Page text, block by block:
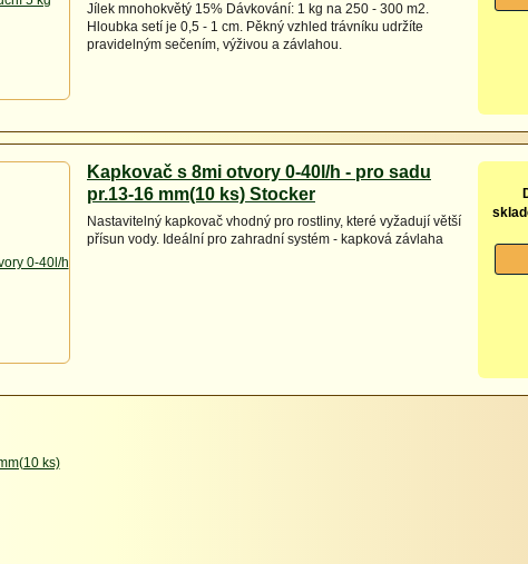
Jílek mnohokvětý 15% Dávkování: 1 kg na 250 - 300 m2.
Hloubka setí je 0,5 - 1 cm. Pěkný vzhled trávníku udržíte
pravidelným sečením, výživou a závlahou.
Kapkovač s 8mi otvory 0-40l/h - pro sadu
pr.13-16 mm(10 ks) Stocker
Nastavitelný kapkovač vhodný pro rostliny, které vyžadují větší
přísun vody. Ideální pro zahradní systém - kapková závlaha